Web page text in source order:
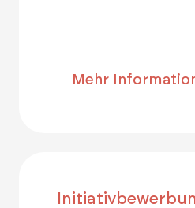
Mehr